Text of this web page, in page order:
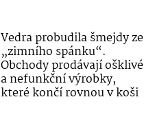
Vedra probudila šmejdy ze
„zimního spánku“.
Obchody prodávají ošklivé
a nefunkční výrobky,
které končí rovnou v koši